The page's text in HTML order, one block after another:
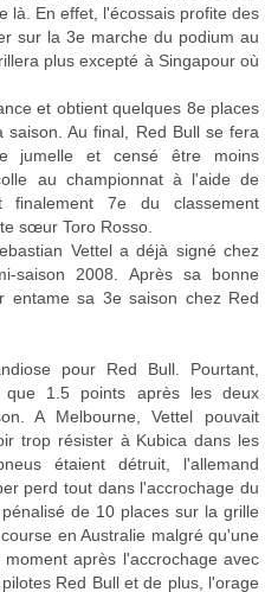
là. En effet, l'écossais profite des
sur la 3e marche du podium au
plus excepté à Singapour où
et obtient quelques 8e places
Au final, Red Bull se fera
jumelle et censé être moins
au championnat à l'aide de
finalement 7e du classement
sœur Toro Rosso.
Vettel a déjà signé chez
saison 2008. Après sa bonne
entame sa 3e saison chez Red
pour Red Bull. Pourtant,
que 1.5 points après les deux
A Melbourne, Vettel pouvait
trop résister à Kubica dans les
étaient détruit, l'allemand
perd tout dans l'accrochage du
de 10 places sur la grille
en Australie malgré qu'une
après l'accrochage avec
Red Bull et de plus, l'orage